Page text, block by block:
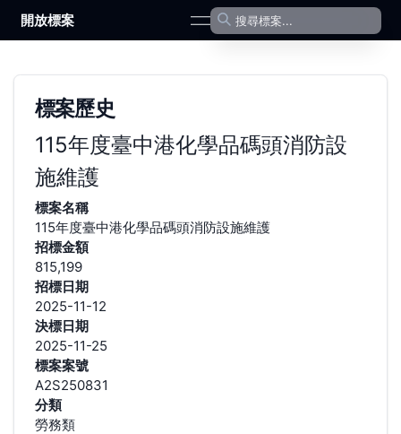
開放標案 open navigation menu
標案歷史
115年度臺中港化學品碼頭消防設
施維護
標案名稱
115年度臺中港化學品碼頭消防設施維護
招標金額
815,199
招標日期
2025-11-12
決標日期
2025-11-25
標案案號
A2S250831
分類
勞務類